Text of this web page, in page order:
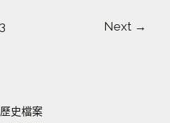
3 Next →
史檔案